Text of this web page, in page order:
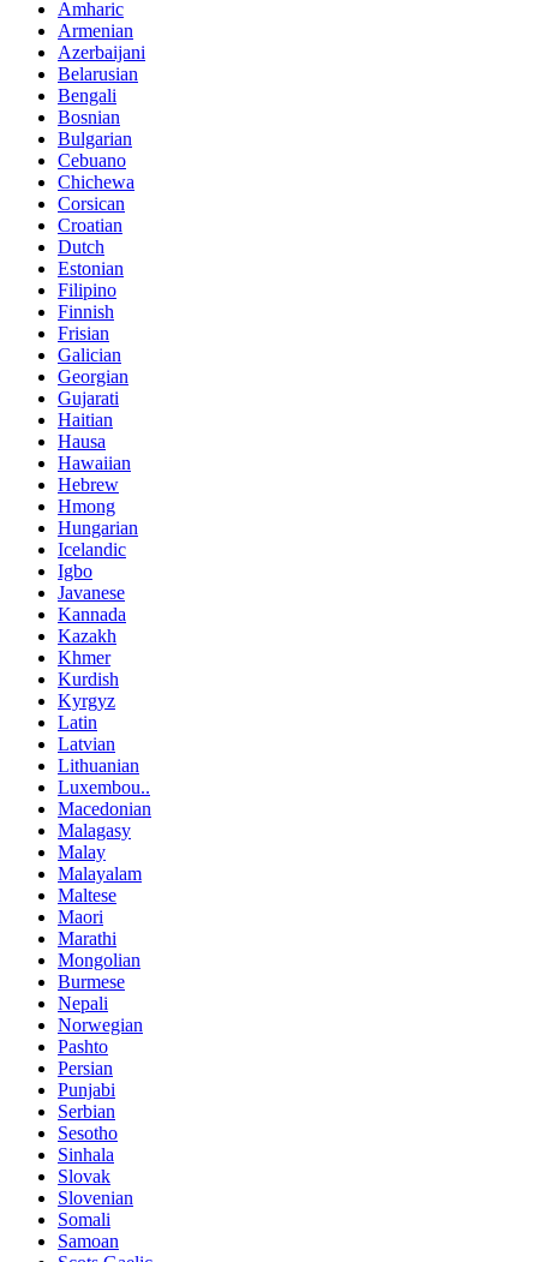
Amharic
Armenian
Azerbaijani
Belarusian
Bengali
Bosnian
Bulgarian
Cebuano
Chichewa
Corsican
Croatian
Dutch
Estonian
Filipino
Finnish
Frisian
Galician
Georgian
Gujarati
Haitian
Hausa
Hawaiian
Hebrew
Hmong
Hungarian
Icelandic
Igbo
Javanese
Kannada
Kazakh
Khmer
Kurdish
Kyrgyz
Latin
Latvian
Lithuanian
Luxembou..
Macedonian
Malagasy
Malay
Malayalam
Maltese
Maori
Marathi
Mongolian
Burmese
Nepali
Norwegian
Pashto
Persian
Punjabi
Serbian
Sesotho
Sinhala
Slovak
Slovenian
Somali
Samoan